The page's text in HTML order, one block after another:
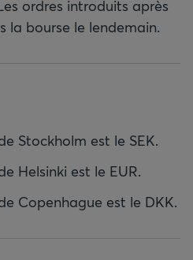
ordres introduits après
la bourse le lendemain.
Stockholm est le SEK.
Helsinki est le EUR.
Copenhague est le DKK.